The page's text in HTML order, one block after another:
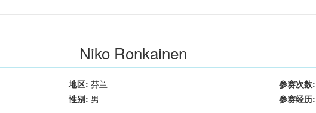
Niko Ronkainen
地区: 芬兰 参赛次数:
性别: 男 参赛经历: